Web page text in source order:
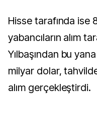
Hisse tarafında ise
yabancıların alım
Yılbaşından bu
milyar dolar,
alım gerçekleştirdi.